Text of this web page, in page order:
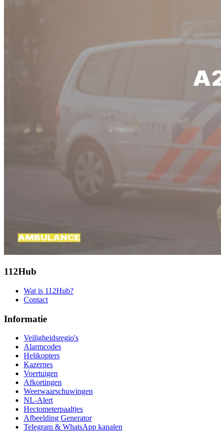
112Hub
Wat is 112Hub?
Contact
Informatie
Veiligheidsregio's
Alarmcodes
Helikopters
Kazernes
Voertuigen
Afkortingen
Weerwaarschuwingen
NL-Alert
Hectometerpaaltjes
Afbeelding Generator
Telegram & WhatsApp kanalen